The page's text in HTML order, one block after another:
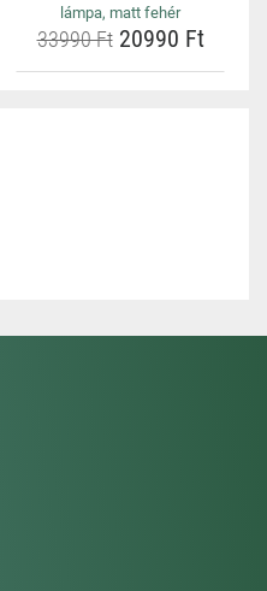
lámpa, matt fehér
33990 Ft20990 Ft